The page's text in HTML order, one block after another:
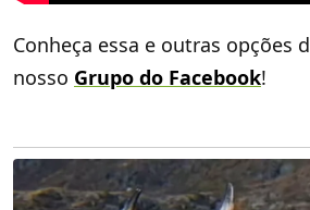
Conheça essa e outras opções
nosso Grupo do Facebook!